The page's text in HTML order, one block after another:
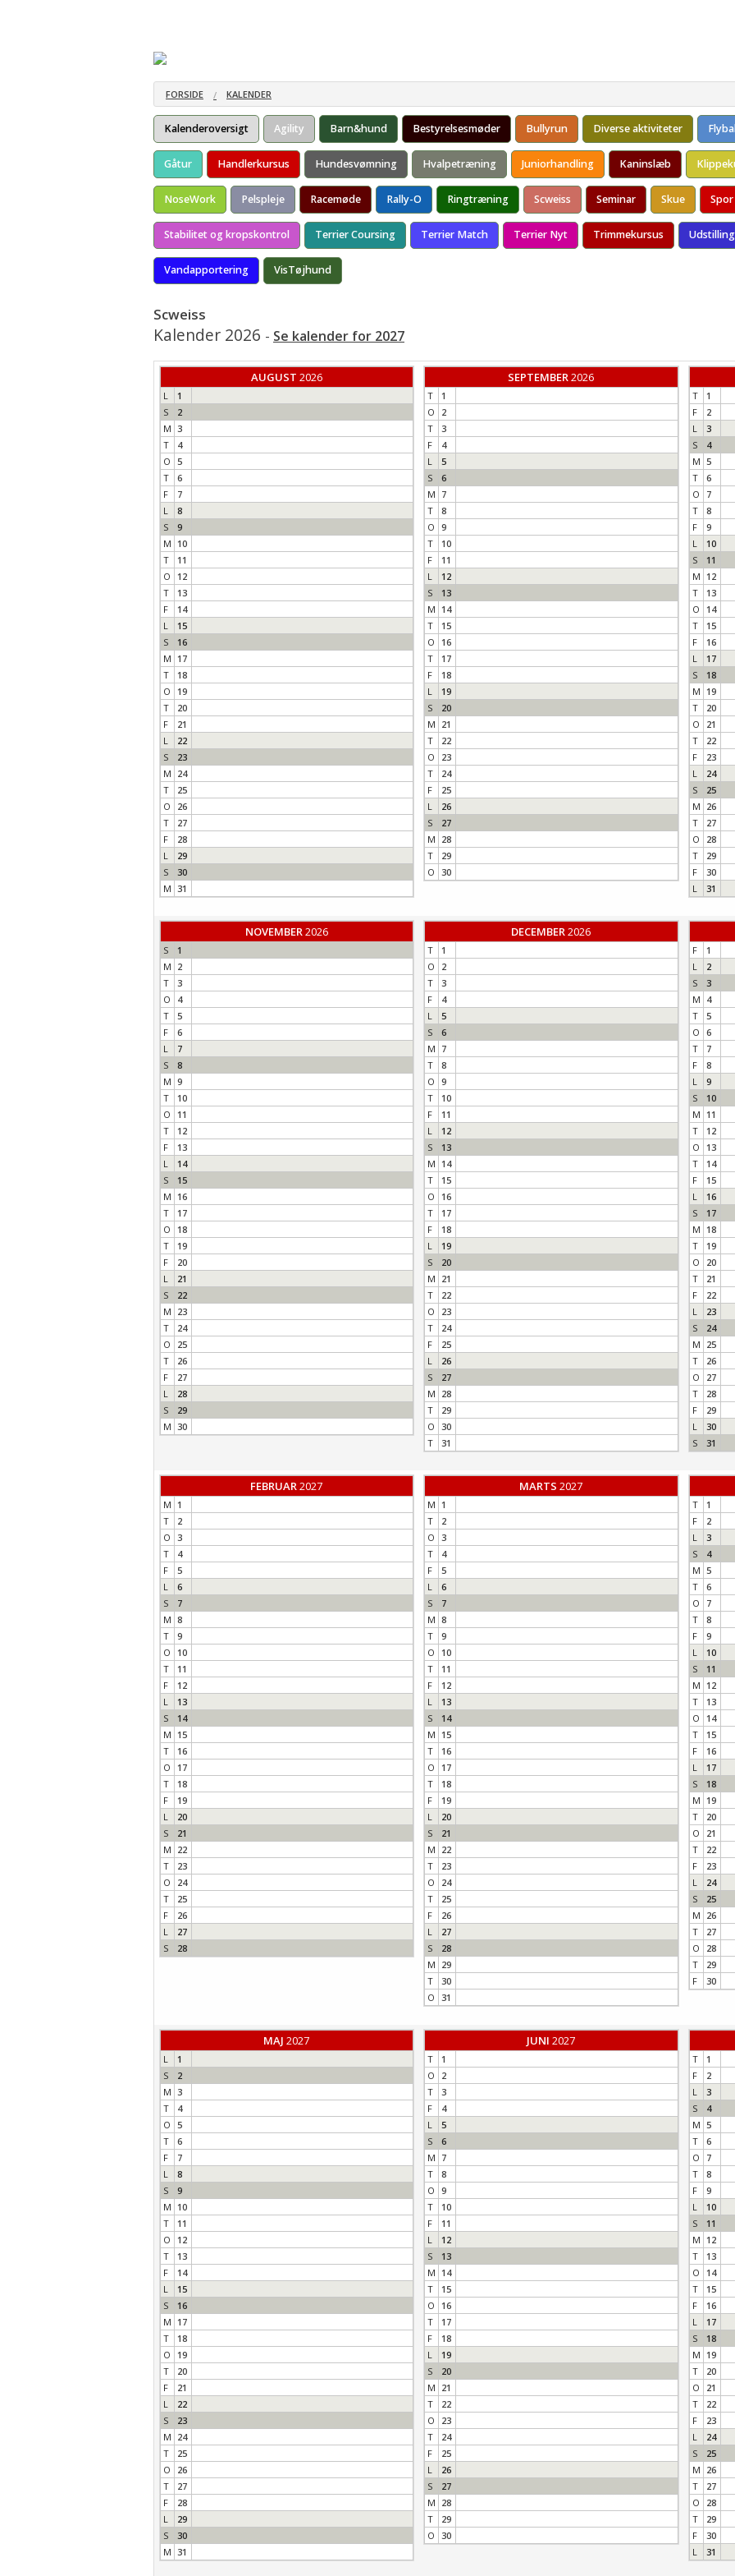
Kredsgeneralforsamling 2017
Kredsgeneralforsamling 2016
Kredsgeneralforsamling 2015
FORSIDE KALENDER
Kalenderoversigt Agility Barn&hund Bestyrelsesmøder Bullyrun Diverse aktiviteter
Gåtur Handlerkursus Hundesvømning Hvalpetræning Juniorhandling Kaninslæb
NoseWork Pelspleje Racemøde Rally-O Ringtræning Scweiss Seminar Skue
Stabilitet og kropskontrol Terrier Coursing Terrier Match Terrier Nyt Trimmekursus Udstilling
Vandapportering VisTøjhund
Scweiss
Kalender 2026 - Se kalender for 2027
AUGUST 2026
L
1
S
2
M 3
T
4
O 5
T
6
F
7
L
8
S
9
M 10
T
11
O
12
T
13
F
14
L
15
S
16
M 17
T
18
O
19
T
20
F
21
L
22
S
23
M 24
T
25
O
26
T
27
F
28
L
29
S
30
M 31
SEPTEMBER2026
T
1
O
2
T
3
F
4
L
5
S
6
M 7
T
8
O 9
T
10
F
11
L
12
S
13
M 14
T
15
O
16
T
17
F
18
L
19
S
20
M 21
T
22
O
23
T
24
F
25
L
26
S
27
M 28
T
29
O 30
T
1
F
2
L
3
S
4
M 5
T
6
O
7
T
8
F
9
L
10
S
11
M 12
T
13
O
14
T
15
F
16
L
17
S
18
M 19
T
20
O
21
T
22
F
23
L
24
S
25
M 26
T
27
O
28
T
29
F
30
L
31
NOVEMBER2026
S
1
M 2
T
3
O
4
T
5
F
6
L
7
S
8
M 9
T
10
O
11
T
12
F
13
L
14
S
15
M 16
T
17
O
18
T
19
F
20
L
21
S
22
M 23
T
24
O
25
T
26
F
27
L
28
S
29
M 30
DECEMBER2026
T
1
O
2
T
3
F
4
L
5
S
6
M 7
T
8
O 9
T
10
F
11
L
12
S
13
M 14
T
15
O
16
T
17
F
18
L
19
S
20
M 21
T
22
O
23
T
24
F
25
L
26
S
27
M 28
T
29
O 30
T
31
F
1
L
2
S
3
M 4
T
5
O 6
T
7
F
8
L
9
S
10
M 11
T
12
O
13
T
14
F
15
L
16
S
17
M 18
T
19
O
20
T
21
F
22
L
23
S
24
M 25
T
26
O
27
T
28
F
29
L
30
S
31
FEBRUAR2027
M 1
T
2
O 3
T
4
F
5
L
6
S
7
M 8
T
9
O
10
T
11
F
12
L
13
S
14
M 15
T
16
O
17
T
18
F
19
L
20
S
21
M 22
T
23
O
24
T
25
F
26
L
27
S
28
MARTS 2027
M 1
T
2
O 3
T
4
F
5
L
6
S
7
M 8
T
9
O
10
T
11
F
12
L
13
S
14
M 15
T
16
O
17
T
18
F
19
L
20
S
21
M 22
T
23
O
24
T
25
F
26
L
27
S
28
M 29
T
30
O 31
T
1
F
2
L
3
S
4
M 5
T
6
O
7
T
8
F
9
L
10
S
11
M 12
T
13
O
14
T
15
F
16
L
17
S
18
M 19
T
20
O
21
T
22
F
23
L
24
S
25
M 26
T
27
O
28
T
29
F
30
MAJ 2027
L
1
S
2
M 3
T
4
O 5
T
6
F
7
L
8
S
9
M 10
T
11
O
12
T
13
F
14
L
15
S
16
M 17
T
18
O
19
T
20
F
21
L
22
S
23
M 24
T
25
O
26
T
27
F
28
L
29
S
30
M 31
JUNI 2027
T
1
O
2
T
3
F
4
L
5
S
6
M 7
T
8
O 9
T
10
F
11
L
12
S
13
M 14
T
15
O
16
T
17
F
18
L
19
S
20
M 21
T
22
O
23
T
24
F
25
L
26
S
27
M 28
T
29
O 30
T
1
F
2
L
3
S
4
M 5
T
6
O
7
T
8
F
9
L
10
S
11
M 12
T
13
O
14
T
15
F
16
L
17
S
18
M 19
T
20
O
21
T
22
F
23
L
24
S
25
M 26
T
27
O
28
T
29
F
30
L
31